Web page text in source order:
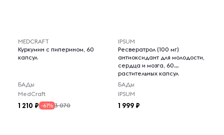
MEDCRAFT
Куркумин с пиперином, 60
капсул
БАДы
MedCraft
1 210 -61% 3 070
IPSUM
Ресвератрол (100 мг)
антиоксидант для молодости,
сердца и мозга, 60
растительных капсул
БАДы
IPSUM
1 999